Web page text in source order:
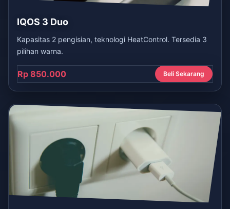
IQOS 3 Duo
Kapasitas 2 pengisian, teknologi HeatControl. Tersedia 3
pilihan warna.
Rp 850.000 Beli Sekarang